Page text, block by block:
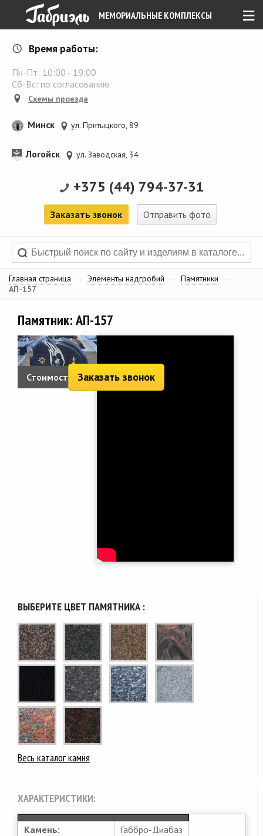
≡
МЕМОРИАЛЬНЫЕ КОМПЛЕКСЫ
Время работы:
Пн-Пт: 10:00 - 19:00
Сб-Вс: по согласованию
Схемы проезда
Минск ул. Притыцкого, 89
Логойск ул. Заводская, 34
+375 (44) 794-37-31
Заказать звонок Отправить фото
Главная страница → Элементы надгробий → Памятники
→
АП-157
Памятник: АП-157
Стоимость: 2 733 руб.
Заказать звонок
ВЫБЕРИТЕ ЦВЕТ ПАМЯТНИКА :
Весь каталог камня
ХАРАКТЕРИСТИКИ:
Камень:
Габбро-Диабаз